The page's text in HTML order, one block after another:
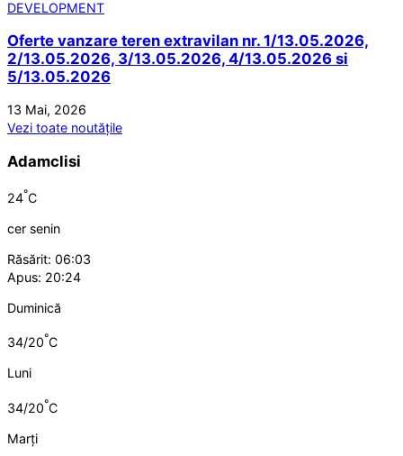
Oferte vanzare teren extravilan nr. 1/13.05.2026,
2/13.05.2026, 3/13.05.2026, 4/13.05.2026 si
5/13.05.2026
13 Mai, 2026
Vezi toate noutățile
Adamclisi
24°C
cer senin
Răsărit: 06:03
Apus: 20:24
Duminică
34/20°C
Luni
34/20°C
Marți